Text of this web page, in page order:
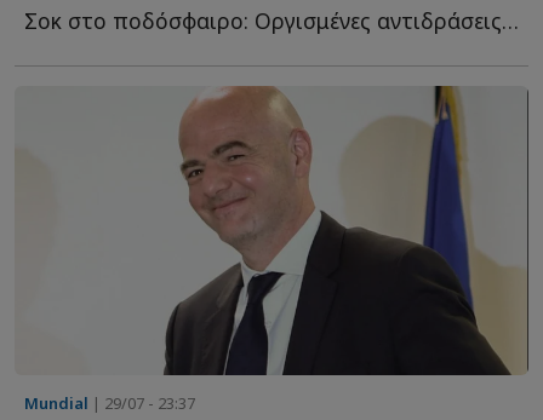
Σοκ στο ποδόσφαιρο: Οργισμένες αντιδράσεις κατά της FI...
Mundial | 29/07 - 23:37